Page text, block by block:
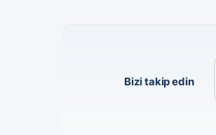
Bizi takip edin